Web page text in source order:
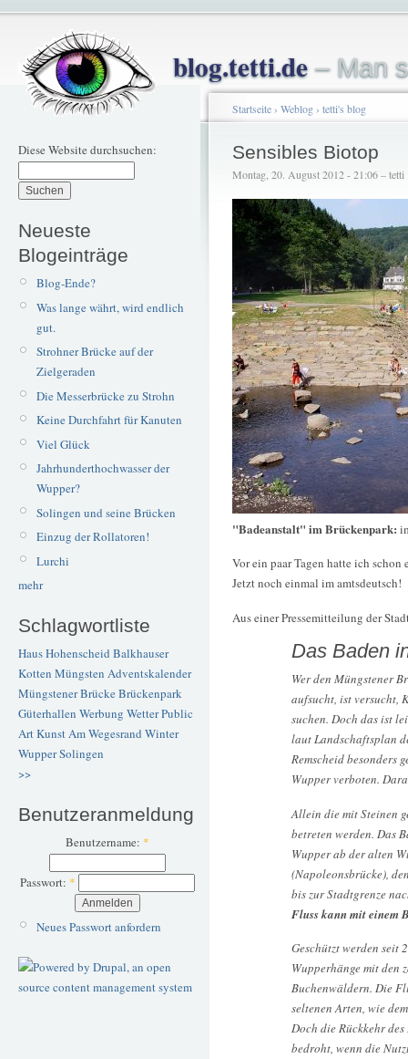
blog.tetti.de– Man
Diese Website durchsuchen:
Neueste
Blogeinträge
Blog-Ende?
Was lange währt, wird endlich
gut.
Strohner Brücke auf der
Zielgeraden
Die Messerbrücke zu Strohn
Keine Durchfahrt für Kanuten
Viel Glück
Jahrhunderthochwasser der
Wupper?
Solingen und seine Brücken
Einzug der Rollatoren!
Lurchi
mehr
Schlagwortliste
Haus Hohenscheid Balkhauser
Kotten Müngsten Adventskalender
Müngstener BrückeBrückenpark
Güterhallen Werbung WetterPublic
ArtKunstAm Wegesrand Winter
WupperSolingen
>>
Benutzeranmeldung
Benutzername: *
Passwort: *
Neues Passwort anfordern
Startseite› Weblog› tetti's blog
Sensibles Biotop
Montag, 20. August 2012 - 21:06 – tetti
"Badeanstalt" im Brückenpark:
Vor ein paar Tagen hatte ich schon
Jetzt noch einmal im amtsdeutsch!
Aus einer Pressemitteilung der
Das Baden
Wer den Müngstener
aufsucht, ist versucht,
suchen. Doch das ist
laut Landschaftsplan
Remscheid besonders
Wupper verboten.
Allein die mit Steinen
betreten werden. Das
Wupper ab der alten
(Napoleonsbrücke),
bis zur Stadtgrenze
Fluss kann mit einem
Geschützt werden seit
Wupperhänge mit den
Buchenwäldern. Die
seltenen Arten, wie
Doch die Rückkehr
bedroht, wenn die